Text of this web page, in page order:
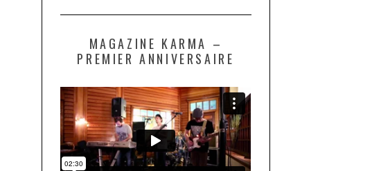
MAGAZINE KARMA –
PREMIER ANNIVERSAIRE